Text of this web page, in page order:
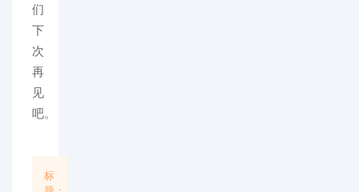
们
下
次
再
见
吧。
标